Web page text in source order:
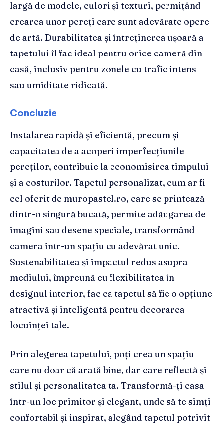
largă de modele, culori și texturi, permițând
crearea unor pereți care sunt adevărate opere
de artă. Durabilitatea și întreținerea ușoară a
tapetului îl fac ideal pentru orice cameră din
casă, inclusiv pentru zonele cu trafic intens
sau umiditate ridicată.
Concluzie
Instalarea rapidă și eficientă, precum și
capacitatea de a acoperi imperfecțiunile
pereților, contribuie la economisirea timpului
și a costurilor. Tapetul personalizat, cum ar fi
cel oferit de muropastel.ro, care se printează
dintr-o singură bucată, permite adăugarea de
imagini sau desene speciale, transformând
camera într-un spațiu cu adevărat unic.
Sustenabilitatea și impactul redus asupra
mediului, împreună cu flexibilitatea în
designul interior, fac ca tapetul să fie o opțiune
atractivă și inteligentă pentru decorarea
locuinței tale.
Prin alegerea tapetului, poți crea un spațiu
care nu doar că arată bine, dar care reflectă și
stilul și personalitatea ta. Transformă-ți casa
într-un loc primitor și elegant, unde să te simți
confortabil și inspirat, alegând tapetul potrivit